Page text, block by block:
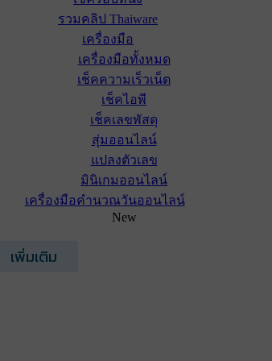
รวมคลิป Thaiware
เครื่องมือ
เครื่องมือทั้งหมด
เช็คความเร็วเน็ต
เช็คไอพี
เช็คเลขพัสดุ
สุ่มออนไลน์
แปลงตัวเลข
มินิเกมออนไลน์
เครื่องมือคำนวณวันออนไลน์
New
เพิ่มเติม